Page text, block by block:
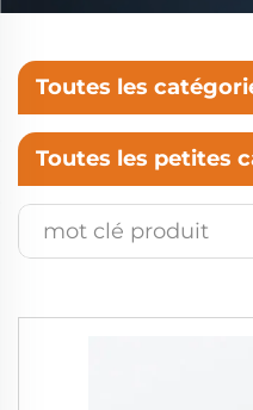
Toutes les
Toutes les petites